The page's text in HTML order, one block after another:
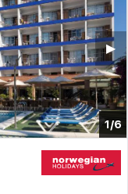
1/6
▶︎